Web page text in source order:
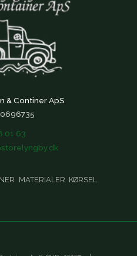
& Continer ApS
01 63
MATERIALER KØRSEL